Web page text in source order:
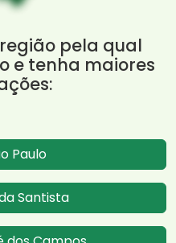
pela qual
e tenha maiores
Paulo
Santista